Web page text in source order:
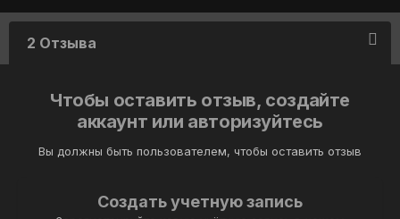
2 Отзыва
Чтобы оставить отзыв, создайте
аккаунт или авторизуйтесь
Вы должны быть пользователем, чтобы оставить отзыв
Создать учетную запись